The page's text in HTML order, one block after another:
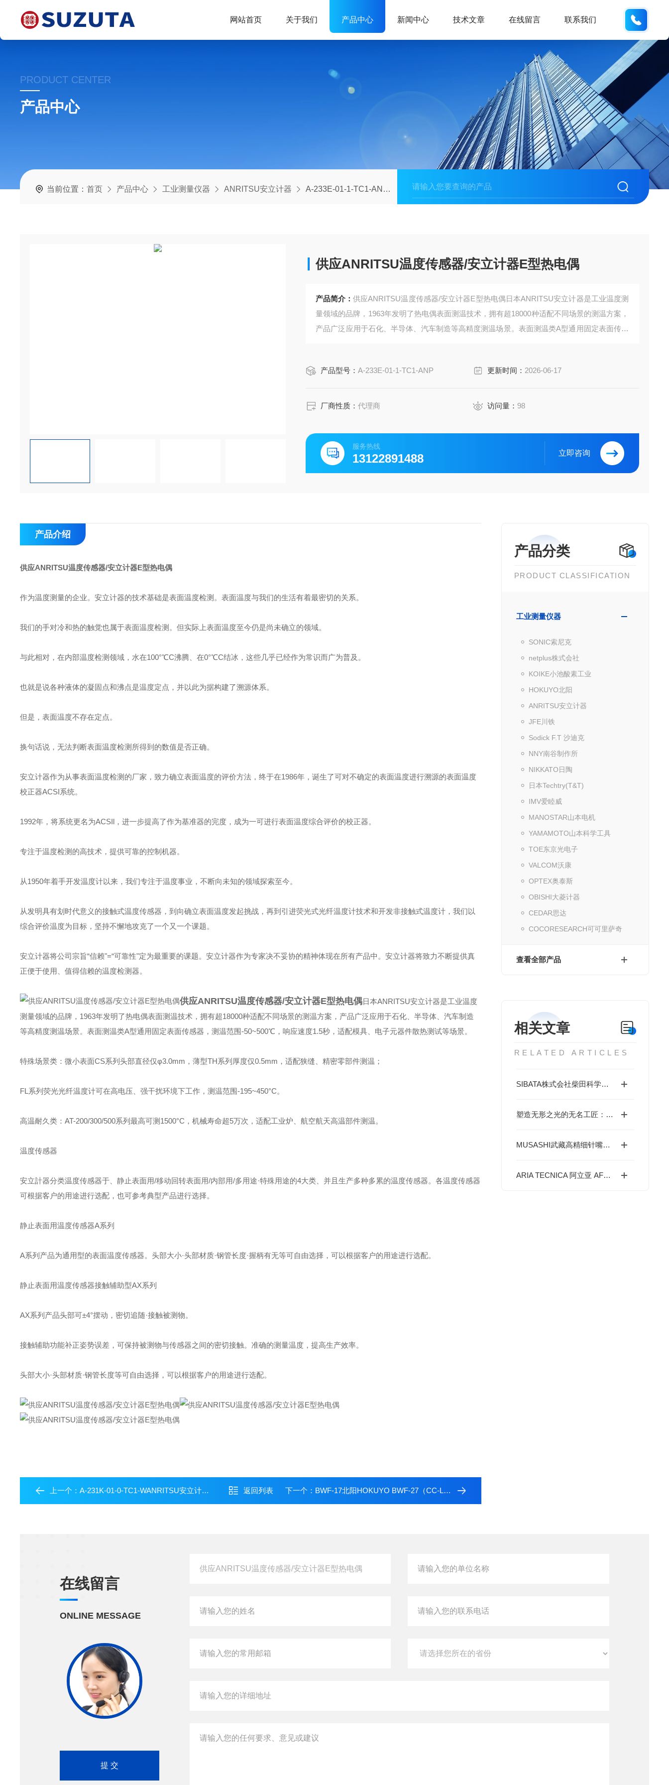
网站首页 关于我们 产品中心 新闻中心 技术文章 在线留言 联系我们
PRODUCT CENTER
产品中心
当前位置：首页 产品中心 工业测量仪器 ANRITSU安立计器 A-233E-01-1-TC1-ANP供应ANRITSU温度传感器/安立计器E型热电偶
供应ANRITSU温度传感器/安立计器E型热电偶
产品简介：供应ANRITSU温度传感器/安立计器E型热电偶日本ANRITSU安立计器是工业温度测
量领域的品牌，1963年发明了热电偶表面测温技术，拥有超18000种适配不同场景的测温方案，
产品广泛应用于石化、半导体、汽车制造等高精度测温场景。表面测温类‌A型通用固定表面传感
产品型号：A-233E-01-1-TC1-ANP 更新时间： 2026-06-17
厂商性质：代理商 访问量： 98
服务热线
13122891488 立即咨询
产品分类
PRODUCT CLASSIFICATION
工业测量仪器
SONIC索尼克
netplus株式会社
KOIKE小池酸素工业
HOKUYO北阳
ANRITSU安立计器
JFE川铁
Sodick F.T 沙迪克
NNY南谷制作所
NIKKATO日陶
日本Techtry(T&T)
IMV爱睦威
MANOSTAR山本电机
YAMAMOTO山本科学工具
TOE东京光电子
VALCOM沃康
OPTEX奥泰斯
OBISHI大菱计器
CEDAR思达
COCORESEARCH可可里萨奇
查看全部产品
相关文章
RELATED ARTICLES
SIBATA株式会社柴田科学环境测量仪器（口罩贴合测试仪）
塑造无形之光的无名工匠：shibuya涉谷光学光学元件的工艺与底层逻辑
MUSASHI武藏高精细针嘴，实现数十μm的微量点胶
ARIA TECNICA 阿立亚 AF402 多点风速风量计测系统--适用行业 & 应用场景
产品介绍
供应ANRITSU温度传感器/安立计器E型热电偶
作为温度测量的企业。安立计器的技术基础是表面温度检测。表面温度与我们的生活有着最密切的关系。
我们的手对冷和热的触觉也属于表面温度检测。但实际上表面温度至今仍是尚未确立的领域。
与此相对，在内部温度检测领域，水在100°℃C沸腾、在0°℃C结冰，这些几乎已经作为常识而广为普及。
也就是说各种液体的凝固点和沸点是温度定点，并以此为据构建了溯源体系。
但是，表面温度不存在定点。
换句话说，无法判断表面温度检测所得到的数值是否正确。
安立计器作为从事表面温度检测的厂家，致力确立表面温度的评价方法，终于在1986年，诞生了可对不确定的表面温度进行溯源的表面温度
校正器ACSI系统。
1992年，将系统更名为ACSIl，进一步提高了作为基准器的完度，成为一可进行表面温度综合评价的校正器。
专注于温度检测的高技术，提供可靠的控制机器。
从1950年着手开发温度计以来，我们专注于温度事业，不断向未知的领域探索至今。
从发明具有划时代意义的接触式温度传感器，到向确立表面温度发起挑战，再到引进荧光式光纤温度计技术和开发非接触式温度计，我们以
综合评价温度为目标，坚持不懈地攻克了一个又一个课题。
安立计器将公司宗旨“信赖"=“可靠性"定为最重要的课题。安立计器作为专家决不妥协的精神体现在所有产品中。安立计器将致力不断提供真
正便于使用、值得信赖的温度检测器。
供应ANRITSU温度传感器/安立计器E型热电偶日本ANRITSU安立计器是工业温度
测量领域的品牌，1963年发明了热电偶表面测温技术，拥有超18000种适配不同场景的测温方案，产品广泛应用于石化、半导体、汽车制造
等高精度测温场景。表面测温类‌A型通用固定表面传感器，测温范围-50~500℃，响应速度1.5秒，适配模具、电子元器件散热测试等场景。
特殊场景类：微小表面CS系列头部直径仅φ3.0mm，薄型TH系列厚度仅0.5mm，适配狭缝、精密零部件测温；
FL系列荧光光纤温度计可在高电压、强干扰环境下工作，测温范围-195~450°C。
高温耐久类：AT-200/300/500系列最高可测1500°C，机械寿命超5万次，适配工业炉、航空航天高温部件测温。
温度传感器
安立計器分类温度传感器于、静止表面用/移动回转表面用/内部用/多用途·特殊用途的4大类、并且生产多种多累的温度传感器。各温度传感器
可根据客户的用途进行选配，也可参考典型产品进行选择。
静止表面用温度传感器A系列
A系列产品为通用型的表面温度传感器。头部大小·头部材质·钢管长度·握柄有无等可自由选择，可以根据客户的用途进行选配。
静止表面用温度传感器接触辅助型AX系列
AX系列产品头部可±4°摆动，密切追随·接触被测物。
接触辅助功能补正姿势误差，可保持被测物与传感器之间的密切接触。准确的测量温度，提高生产效率。
头部大小·头部材质·钢管长度等可自由选择，可以根据客户的用途进行选配。
上一个：A-231K-01-0-TC1-WANRITSU安立计器日本株式会社K型热电偶 返回列表 下一个： BWF-17北阳HOKUYO BWF-27（CC-Link光数据传输器）
在线留言
ONLINE MESSAGE